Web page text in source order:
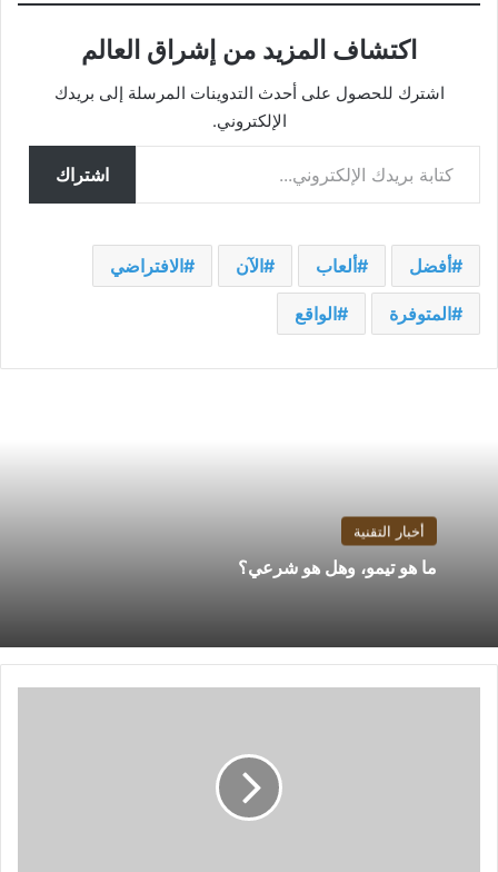
اكتشاف المزيد من إشراق العالم
اشترك للحصول على أحدث التدوينات المرسلة إلى بريدك
الإلكتروني.
كتابة بريدك الإلكتروني...
اشتراك
أفضل ألعاب الآن الافتراضي
المتوفرة الواقع
أخبار التقنية
ما هو تيمو، وهل هو شرعي؟